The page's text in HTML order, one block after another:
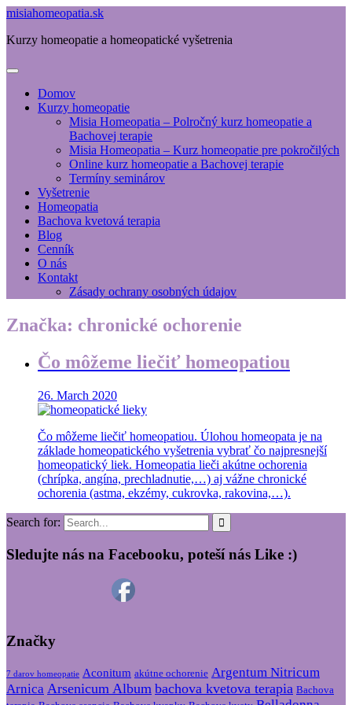
misiahomeopatia.sk
Kurzy homeopatie a homeopatické vyšetrenia
Domov
Kurzy homeopatie
Misia Homeopatia – Polročný kurz homeopatie a
Bachovej terapie
Misia Homeopatia – Kurz homeopatie pre pokročilých
Online kurz homeopatie a Bachovej terapie
Termíny seminárov
Vyšetrenie
Homeopatia
Bachova kvetová terapia
Blog
Cenník
O nás
Kontakt
Zásady ochrany osobných údajov
Značka: chronické ochorenie
Čo môžeme liečiť homeopatiou
26. March 2020
Čo môžeme liečiť homeopatiou. Úlohou homeopata je na
základe homeopatického vyšetrenia vybrať čo najpresnejší
homeopatický liek. Homeopatia lieči akútne ochorenia
(chrípka, angína, prechladnutie,…) aj vážne chronické
ochorenia (astma, ekzémy, cukrovka, rakovina,…).
Search for:
Sledujte nás na Facebooku, poteší nás Like :)
Značky
7 darov homeopatie Aconitum akútne ochorenie Argentum Nitricum
Arnica Arsenicum Album bachova kvetova terapia Bachova